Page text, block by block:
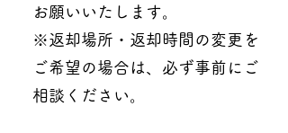
お願いいたします。
※返却場所・返却時間の変更を
ご希望の場合は、必ず事前にご
相談ください。